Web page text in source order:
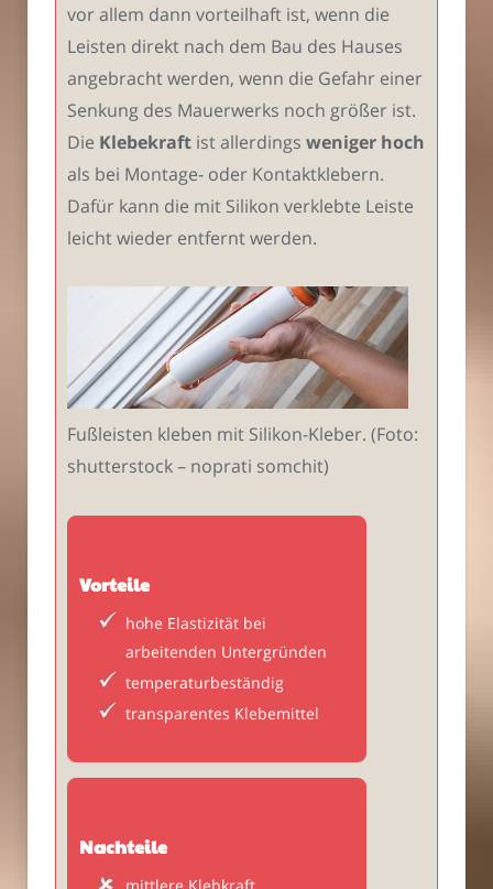
vor allem dann vorteilhaft ist, wenn die
Leisten direkt nach dem Bau des Hauses
angebracht werden, wenn die Gefahr einer
Senkung des Mauerwerks noch größer ist.
Die Klebekraft ist allerdings weniger hoch
als bei Montage- oder Kontaktklebern.
Dafür kann die mit Silikon verklebte Leiste
leicht wieder entfernt werden.
Fußleisten kleben mit Silikon-Kleber. (Foto:
shutterstock – noprati somchit)
Vorteile
hohe Elastizität bei
arbeitenden Untergründen
temperaturbeständig
transparentes Klebemittel
Nachteile